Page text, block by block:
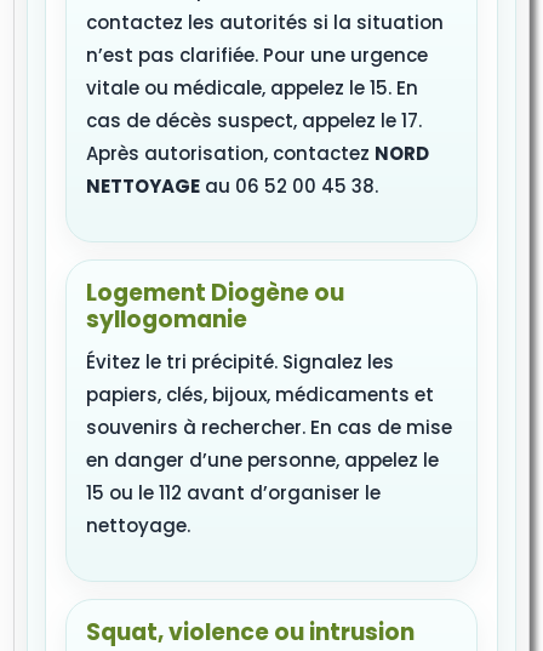
contactez les autorités si la situation
n’est pas clarifiée. Pour une urgence
vitale ou médicale, appelez le 15. En
cas de décès suspect, appelez le 17.
Après autorisation, contactez NORD
NETTOYAGE au 06 52 00 45 38.
Logement Diogène ou
syllogomanie
Évitez le tri précipité. Signalez les
papiers, clés, bijoux, médicaments et
souvenirs à rechercher. En cas de mise
en danger d’une personne, appelez le
15 ou le 112 avant d’organiser le
nettoyage.
Squat, violence ou intrusion